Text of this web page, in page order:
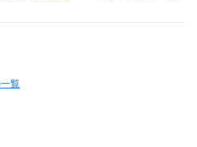
覧